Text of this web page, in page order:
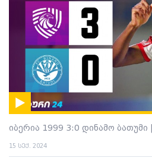
იბერია 1999 3:0 დინამო
15 სექ. 2024